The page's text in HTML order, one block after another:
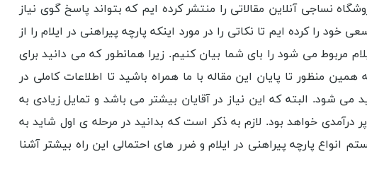
نساجی آنلاین مقالاتی را منتشر کرده ایم که بتواند پاسخ گوی نیاز
خود را کرده ایم تا نکاتی را در مورد اینکه پارچه پیراهنی در ایلام را از
مربوط می شود را بای شما بیان کنیم. زیرا همانطور که می دانید برای
منظور تا پایان این مقاله با ما همراه باشید تا اطلاعات کاملی در
می شود. البته که این نیاز در آقایان بیشتر می باشد و تمایل زیادی به
خواهد بود. لازم به ذکر است که بدانید در مرحله ی اول شاید به
انواع پارچه پیراهنی در ایلام و ضرر های احتمالی این راه بیشتر آشنا